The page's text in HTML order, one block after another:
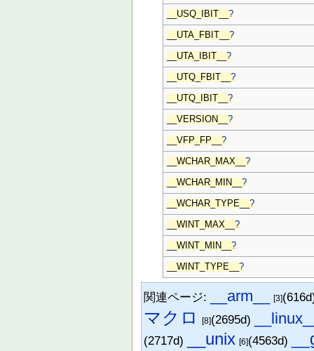
__USQ_IBIT__?
__UTA_FBIT__?
__UTA_IBIT__?
__UTQ_FBIT__?
__UTQ_IBIT__?
__VERSION__?
__VFP_FP__?
__WCHAR_MAX__?
__WCHAR_MIN__?
__WCHAR_TYPE__?
__WINT_MAX__?
__WINT_MIN__?
__WINT_TYPE__?
関連ページ: __arm__ [3]
マクロ [8](2695d)
(2717d) __unix [6](4563d)